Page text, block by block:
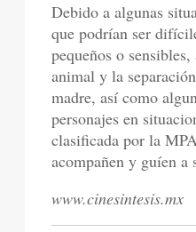
Debido a algunas
que podrían ser
pequeños o
animal y la
madre, así como
personajes en
clasificada por la
acompañen y guíen a
www.cinesintesis.mx